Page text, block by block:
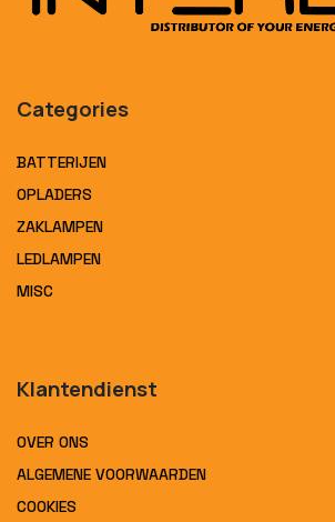
Categories
BATTERIJEN
OPLADERS
ZAKLAMPEN
LEDLAMPEN
MISC
Klantendienst
OVER ONS
ALGEMENE VOORWAARDEN
COOKIES